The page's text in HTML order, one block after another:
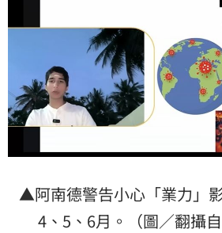
▲阿南德警告小心「業力」
4、5、6月。（圖／翻攝自